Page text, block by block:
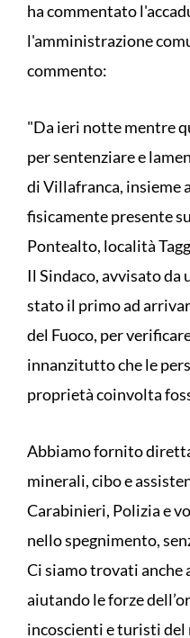
ha commentato
l'amministrazione
commento:
"Da ieri notte mentre
per sentenziare e
di Villafranca, insieme
fisicamente presente
Pontealto, località
Il Sindaco, avvisato da
stato il primo ad
del Fuoco, per
innanzitutto che le
proprietà coinvolta
Abbiamo fornito
minerali, cibo e
Carabinieri, Polizia e
nello spegnimento,
Ci siamo trovati anche
aiutando le forze
incoscienti e turisti del